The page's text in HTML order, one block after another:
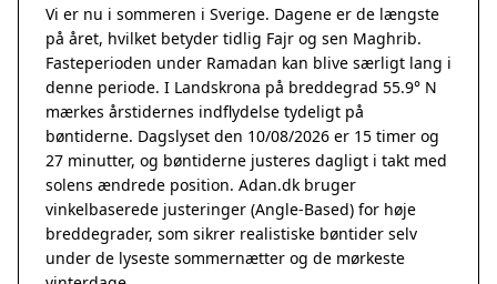
Vi er nu i sommeren i Sverige. Dagene er de længste
på året, hvilket betyder tidlig Fajr og sen Maghrib.
Fasteperioden under Ramadan kan blive særligt lang i
denne periode. I Landskrona på breddegrad 55.9° N
mærkes årstidernes indflydelse tydeligt på
bøntiderne. Dagslyset den 10/08/2026 er 15 timer og
27 minutter, og bøntiderne justeres dagligt i takt med
solens ændrede position. Adan.dk bruger
vinkelbaserede justeringer (Angle-Based) for høje
breddegrader, som sikrer realistiske bøntider selv
under de lyseste sommernætter og de mørkeste